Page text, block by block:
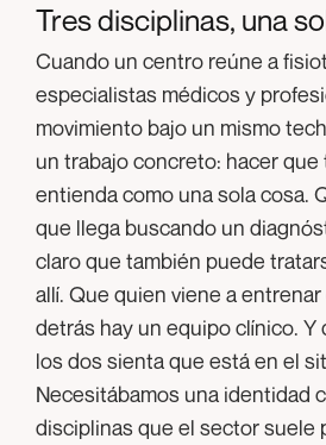
Tres disciplinas, una
Cuando un centro reúne a
especialistas médicos y
movimiento bajo un mismo
un trabajo concreto: hacer que
entienda como una sola cosa.
que llega buscando un
claro que también puede
allí. Que quien viene a
detrás hay un equipo clínico. Y
los dos sienta que está en el
Necesitábamos una identidad
disciplinas que el sector suele